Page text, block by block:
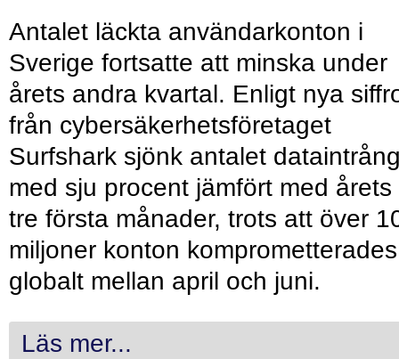
Antalet läckta användarkonton i
Sverige fortsatte att minska under
årets andra kvartal. Enligt nya
från cybersäkerhetsföretaget
Surfshark sjönk antalet
med sju procent jämfört med årets
tre första månader, trots att över
miljoner konton komprometterades
globalt mellan april och juni.
Läs mer...